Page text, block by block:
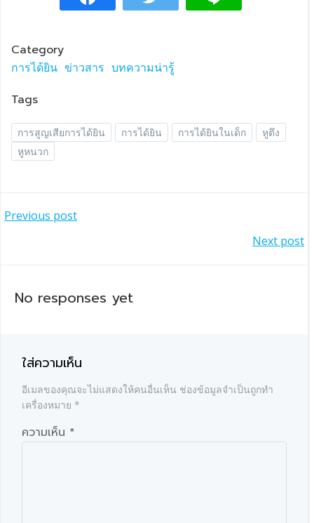
Category
การได้ยิน ข่าวสาร บทความน่ารู้
Tags
การสูญเสียการได้ยิน การได้ยิน การได้ยินในเด็ก
หูตึง
หูหนวก
แนะแนว
Previous post
เรื่อง
Next post
No responses yet
ใส่ความเห็น
อีเมลของคุณจะไม่แสดงให้คนอื่นเห็น ช่องข้อมูลจำเป็นถูกทำ
เครื่องหมาย *
ความเห็น *